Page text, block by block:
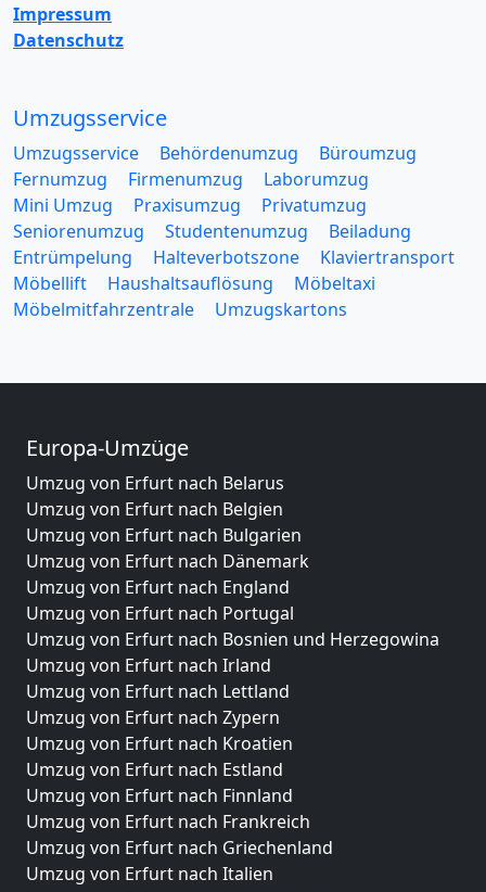
Impressum
Datenschutz
Umzugsservice
Umzugsservice Behördenumzug
Büroumzug
Fernumzug
Firmenumzug
Laborumzug
Mini Umzug
Praxisumzug
Privatumzug
Seniorenumzug
Studentenumzug
Beiladung
Entrümpelung
Halteverbotszone
Klaviertransport
Möbellift
Haushaltsauflösung
Möbeltaxi
Möbelmitfahrzentrale
Umzugskartons
Europa-Umzüge
Umzug von Erfurt nach Belarus
Umzug von Erfurt nach Belgien
Umzug von Erfurt nach Bulgarien
Umzug von Erfurt nach Dänemark
Umzug von Erfurt nach England
Umzug von Erfurt nach Portugal
Umzug von Erfurt nach Bosnien und Herzegowina
Umzug von Erfurt nach Irland
Umzug von Erfurt nach Lettland
Umzug von Erfurt nach Zypern
Umzug von Erfurt nach Kroatien
Umzug von Erfurt nach Estland
Umzug von Erfurt nach Finnland
Umzug von Erfurt nach Frankreich
Umzug von Erfurt nach Griechenland
Umzug von Erfurt nach Italien